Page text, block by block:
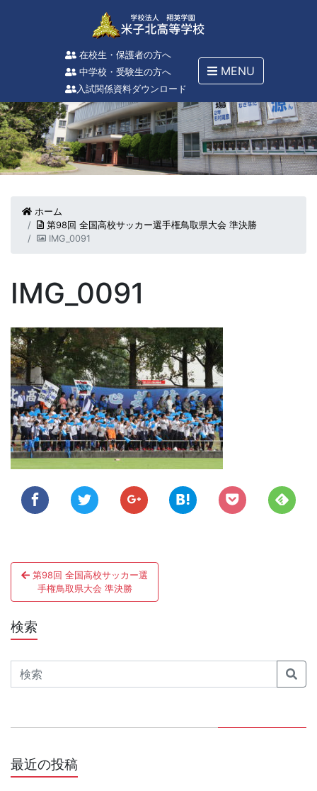
在校生・保護者の方へ
中学校・受験生の方へ
入試関係資料ダウンロード
MENU
ホーム
第98回 全国高校サッカー選手権鳥取県大会 準決勝
IMG_0091
IMG_0091
投
稿
ナ
ビ
ゲ
ー
シ
ン
第98回 全国高校サッカー選
手権鳥取県大会 準決勝
検索
Search
最近の投稿